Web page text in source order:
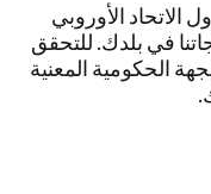
الاتحاد الأوروبي
في بلدك. للتحقق
الحكومية المعنية